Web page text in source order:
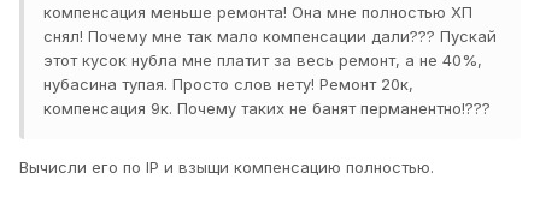
компенсация меньше ремонта! Она мне полностью ХП
снял! Почему мне так мало компенсации дали??? Пускай
этот кусок нубла мне платит за весь ремонт, а не 40%,
нубасина тупая. Просто слов нету! Ремонт 20к,
компенсация 9к. Почему таких не банят перманентно!???
Вычисли его по IP и взыщи компенсацию полностью.